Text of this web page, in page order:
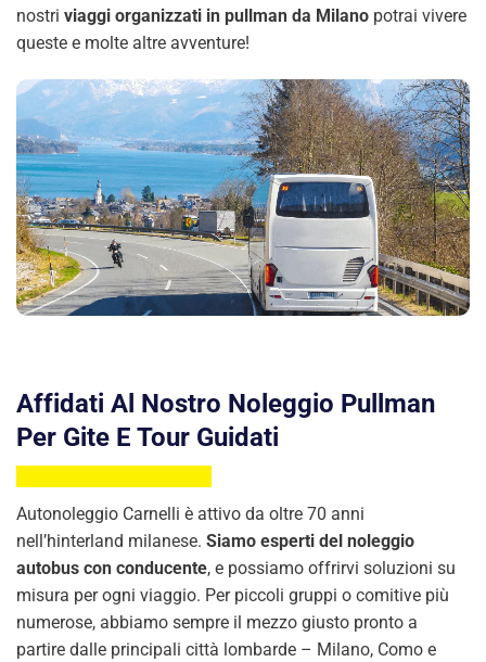
nostri viaggi organizzati in pullman da Milano potrai vivere
queste e molte altre avventure!
Affidati Al Nostro Noleggio Pullman
Per Gite E Tour Guidati
Autonoleggio Carnelli è attivo da oltre 70 anni
nell’hinterland milanese. Siamo esperti del noleggio
autobus con conducente, e possiamo offrirvi soluzioni su
misura per ogni viaggio. Per piccoli gruppi o comitive più
numerose, abbiamo sempre il mezzo giusto pronto a
partire dalle principali città lombarde – Milano, Como e